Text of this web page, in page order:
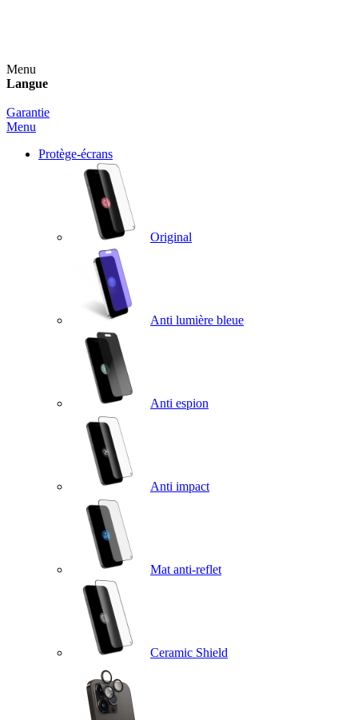
Menu
Langue
Garantie
Menu
Protège-écrans
Original
Anti lumière bleue
Anti espion
Anti impact
Mat anti-reflet
Ceramic Shield